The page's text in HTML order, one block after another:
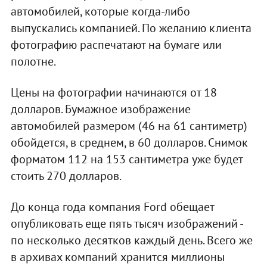
автомобилей, которые когда-либо
выпускались компанией. По желанию клиента
фотографию распечатают на бумаге или
полотне.
Цены на фотографии начинаются от 18
долларов. Бумажное изображение
автомобилей размером (46 на 61 сантиметр)
обойдется, в среднем, в 60 долларов. Снимок
форматом 112 на 153 сантиметра уже будет
стоить 270 долларов.
До конца года компания Ford обещает
опубликовать еще пять тысяч изображений -
по несколько десятков каждый день. Всего же
в архивах компаний хранится миллионы